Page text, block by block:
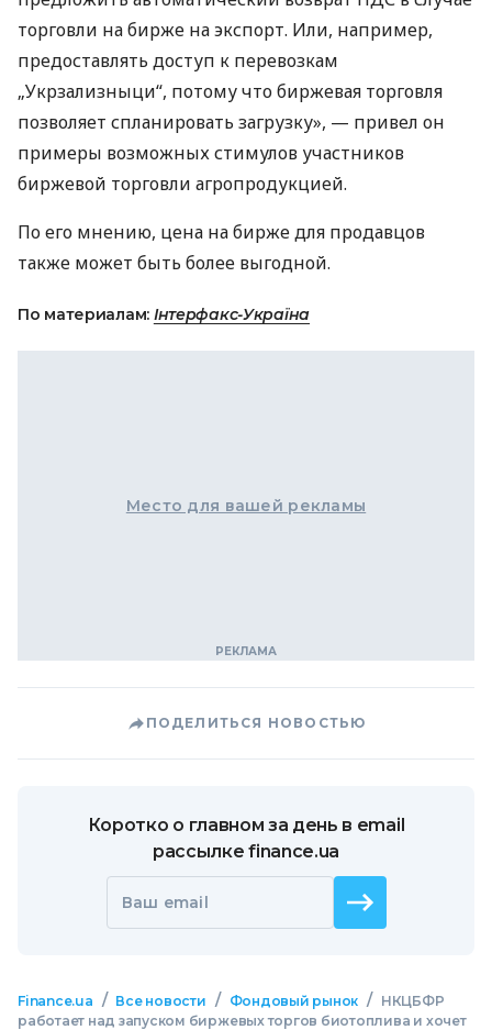
торговли на бирже на экспорт. Или, например,
предоставлять доступ к перевозкам
„Укрзализныци“, потому что биржевая торговля
позволяет спланировать загрузку», — привел он
примеры возможных стимулов участников
биржевой торговли агропродукцией.
По его мнению, цена на бирже для продавцов
также может быть более выгодной.
По материалам: Інтерфакс-Україна
Место для вашей рекламы
ПОДЕЛИТЬСЯ НОВОСТЬЮ
Коротко о главном за день в email
рассылке finance.ua
Ваш email
Finance.ua / Все новости / Фондовый рынок /
НКЦБФР
работает над запуском биржевых торгов биотоплива и хочет